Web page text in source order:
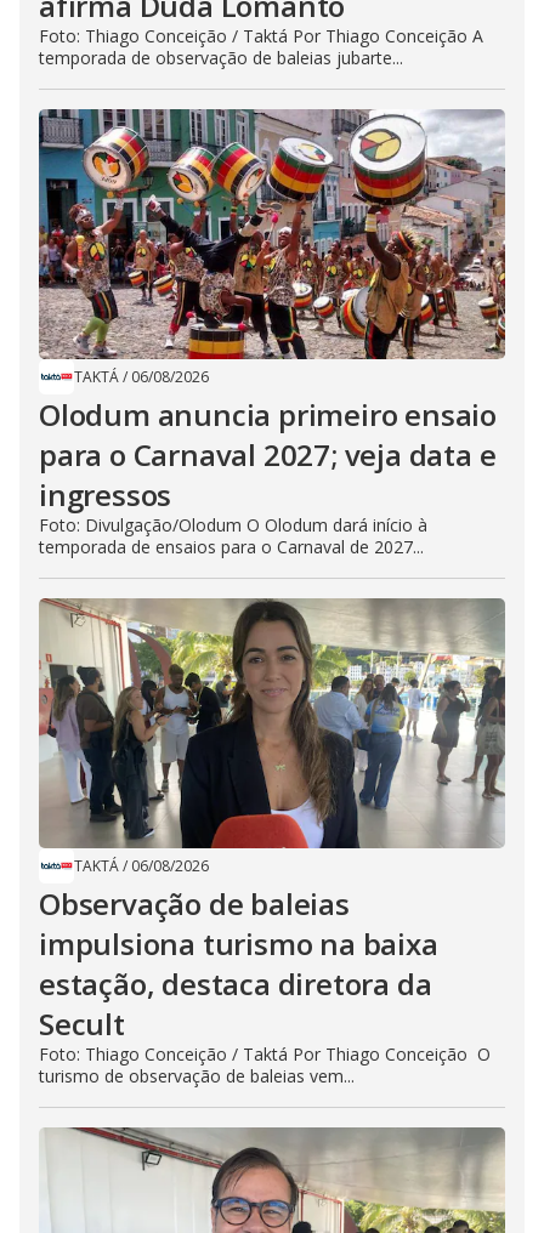
Foto: Thiago Conceição / Taktá Por Thiago Conceição A
temporada de observação de baleias jubarte...
TAKTÁ/ 06/08/2026
Olodum anuncia primeiro ensaio
para o Carnaval 2027; veja data e
ingressos
Foto: Divulgação/Olodum O Olodum dará início à
temporada de ensaios para o Carnaval de 2027...
TAKTÁ/ 06/08/2026
Observação de baleias
impulsiona turismo na baixa
estação, destaca diretora da
Secult
Foto: Thiago Conceição / Taktá Por Thiago Conceição O
turismo de observação de baleias vem...